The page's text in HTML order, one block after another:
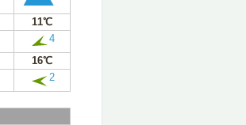
11℃
4
16℃
2